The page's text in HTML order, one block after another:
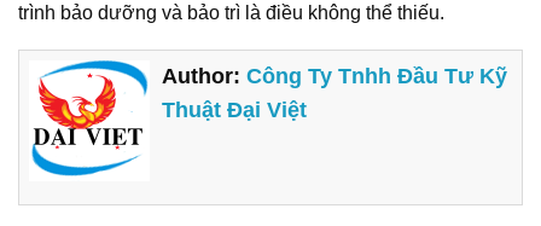
trình bảo dưỡng và bảo trì là điều không thể thiếu.
Author:Công Ty Tnhh Đầu Tư Kỹ
Thuật Đại Việt